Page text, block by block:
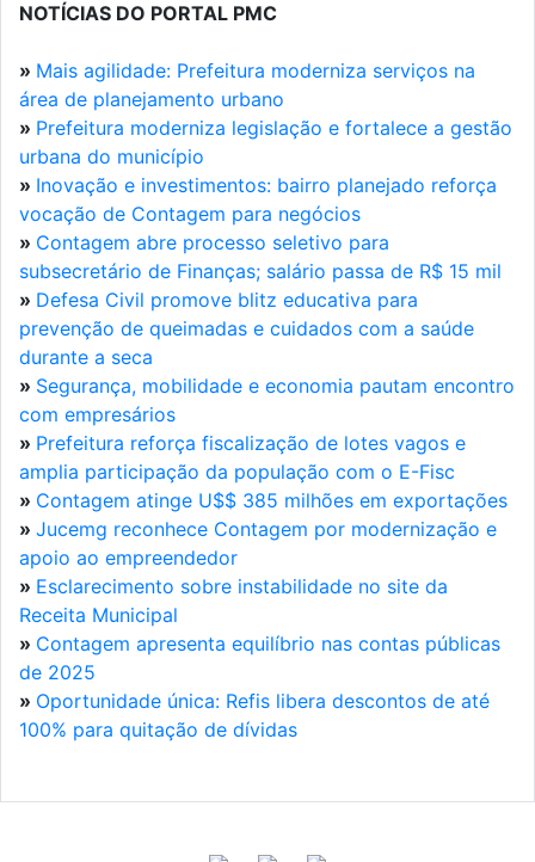
NOTÍCIAS DO PORTAL PMC
» Mais agilidade: Prefeitura moderniza serviços na
área de planejamento urbano
» Prefeitura moderniza legislação e fortalece a gestão
urbana do município
» Inovação e investimentos: bairro planejado reforça
vocação de Contagem para negócios
» Contagem abre processo seletivo para
subsecretário de Finanças; salário passa de R$ 15 mil
» Defesa Civil promove blitz educativa para
prevenção de queimadas e cuidados com a saúde
durante a seca
» Segurança, mobilidade e economia pautam encontro
com empresários
» Prefeitura reforça fiscalização de lotes vagos e
amplia participação da população com o E-Fisc
» Contagem atinge U$$ 385 milhões em exportações
» Jucemg reconhece Contagem por modernização e
apoio ao empreendedor
» Esclarecimento sobre instabilidade no site da
Receita Municipal
» Contagem apresenta equilíbrio nas contas públicas
de 2025
» Oportunidade única: Refis libera descontos de até
100% para quitação de dívidas